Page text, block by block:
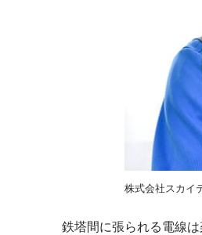
株式会社スカイ
鉄塔間に張られる電線